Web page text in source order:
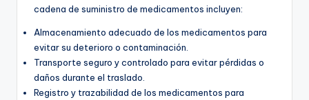
cadena de suministro de medicamentos incluyen:
Almacenamiento adecuado de los medicamentos para
evitar su deterioro o contaminación.
Transporte seguro y controlado para evitar pérdidas o
daños durante el traslado.
Registro y trazabilidad de los medicamentos para